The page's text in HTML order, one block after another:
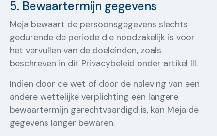
5. Bewaartermijn gegevens
Meja bewaart de persoonsgegevens slechts
gedurende de periode die noodzakelijk is voor
het vervullen van de doeleinden, zoals
beschreven in dit Privacybeleid onder artikel III.
Indien door de wet of door de naleving van een
andere wettelijke verplichting een langere
bewaartermijn gerechtvaardigd is, kan Meja de
gegevens langer bewaren.